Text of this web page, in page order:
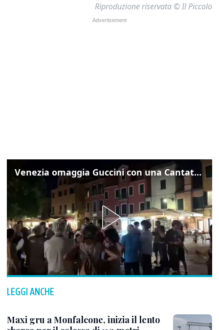
Riproduzione riservata © Il Piccolo
Venezia omaggia Guccini con una Cantata Anarchica in campo Santa Margherita
LEGGI ANCHE
Maxi gru a Monfalcone, inizia il lento